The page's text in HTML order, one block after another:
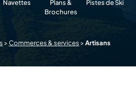
>Commerces & services >Artisans
Navettes
Plans &
Brochures
Pistes de Ski